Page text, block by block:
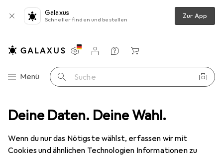
Deine Daten. Deine Wahl.
Wenn du nur das Nötigste wählst, erfassen wir mit
Cookies und ähnlichen Technologien Informationen zu
Galaxus
Schneller finden und bestellen Zur App
Navigation nach Kategorien
Menü Suche
Einstellungen
Kundenkonto
Vergleichslisten
Merklisten
Warenkorb
Beschichtung Steckerkontakte: Zinn, Verbindungstyp: Abgewinkel